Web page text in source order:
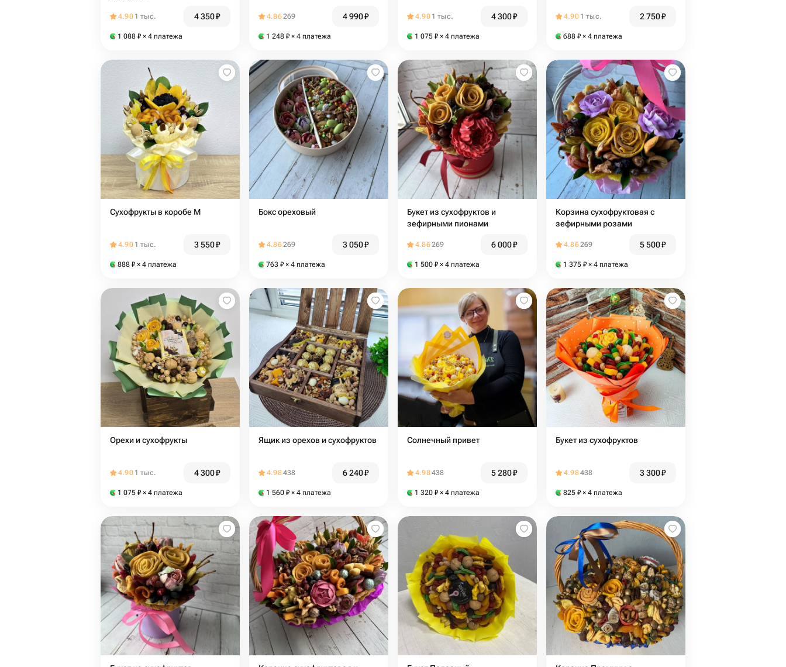
4.90 1 тыс. 4 350₽
1 088 ₽ × 4 платежа
4.86269 4 990₽
1 248 ₽ × 4 платежа
4.90 1 тыс. 4 300₽
1 075 ₽ × 4 платежа
4.90 1 тыс. 2 750₽
688 ₽ × 4 платежа
Сухофрукты в коробе М
4.90 1 тыс. 3 550₽
888 ₽ × 4 платежа
Бокс ореховый
4.86269 3 050₽
763 ₽ × 4 платежа
Букет из сухофруктов и
зефирными пионами
4.86269 6 000₽
1 500 ₽ × 4 платежа
Корзина сухофруктовая с
зефирными розами
4.86269 5 500₽
1 375 ₽ × 4 платежа
Орехи и сухофрукты
4.90 1 тыс. 4 300₽
1 075 ₽ × 4 платежа
Ящик из орехов и сухофруктов
4.98438 6 240₽
1 560 ₽ × 4 платежа
Солнечный привет
4.98438 5 280₽
1 320 ₽ × 4 платежа
Букет из сухофруктов
4.98438 3 300₽
825 ₽ × 4 платежа